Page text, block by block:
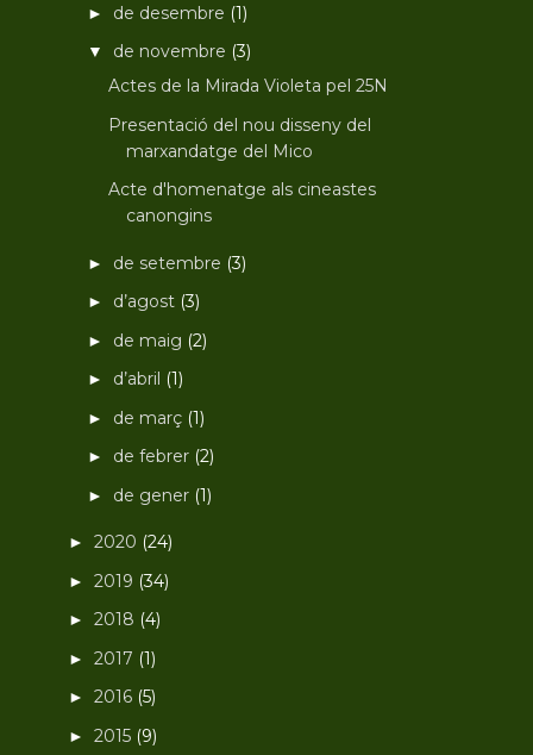
► de desembre (1)
▼ de novembre (3)
Actes de la Mirada Violeta pel 25N
Presentació del nou disseny del
marxandatge del Mico
Acte d'homenatge als cineastes
canongins
► de setembre (3)
► d’agost (3)
► de maig (2)
► d’abril (1)
► de març (1)
► de febrer (2)
► de gener (1)
► 2020 (24)
► 2019 (34)
► 2018 (4)
► 2017 (1)
► 2016 (5)
► 2015 (9)